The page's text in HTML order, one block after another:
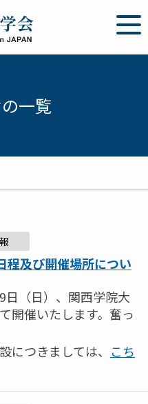
一覧
及び開催場所につい
日（日）、関西学院大
開催いたします。奮っ
つきましては、
こち